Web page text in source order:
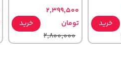
خرید
2,399,500
تومان
2,800,000
خرید